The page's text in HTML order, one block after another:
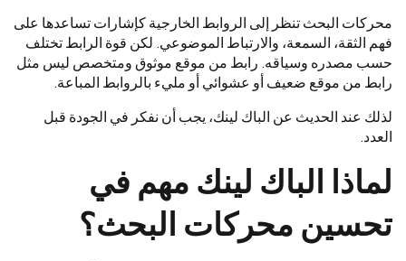
محركات البحث تنظر إلى الروابط الخارجية كإشارات تساعدها على
فهم الثقة، السمعة، والارتباط الموضوعي. لكن قوة الرابط تختلف
حسب مصدره وسياقه. رابط من موقع موثوق ومتخصص ليس مثل
رابط من موقع ضعيف أو عشوائي أو مليء بالروابط المباعة.
لذلك عند الحديث عن الباك لينك، يجب أن نفكر في الجودة قبل
العدد.
لماذا الباك لينك مهم في
تحسين محركات البحث؟